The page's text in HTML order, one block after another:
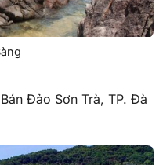
Đảo Sơn Trà, TP. Đà